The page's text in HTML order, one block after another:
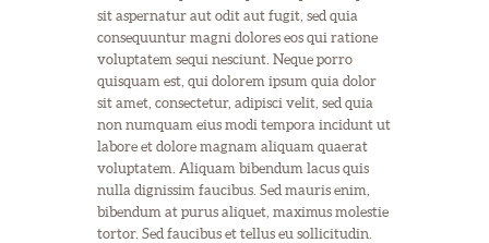
sit aspernatur aut odit aut fugit, sed quia
consequuntur magni dolores eos qui ratione
voluptatem sequi nesciunt. Neque porro
quisquam est, qui dolorem ipsum quia dolor
sit amet, consectetur, adipisci velit, sed quia
non numquam eius modi tempora incidunt ut
labore et dolore magnam aliquam quaerat
voluptatem. Aliquam bibendum lacus quis
nulla dignissim faucibus. Sed mauris enim,
bibendum at purus aliquet, maximus molestie
tortor. Sed faucibus et tellus eu sollicitudin.